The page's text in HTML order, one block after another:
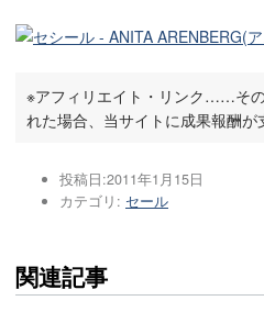
※アフィリエイト・リンク……そ
れた場合、当サイトに成果報酬が
投稿日:2011年1月15日
カテゴリ: セール
関連記事